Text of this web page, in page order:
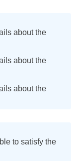
about the
about the
about the
to satisfy the